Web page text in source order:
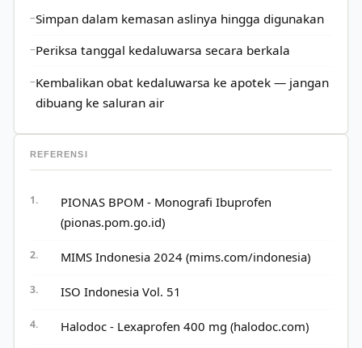
Simpan dalam kemasan aslinya hingga digunakan
Periksa tanggal kedaluwarsa secara berkala
Kembalikan obat kedaluwarsa ke apotek — jangan
dibuang ke saluran air
REFERENSI
PIONAS BPOM - Monografi Ibuprofen
(pionas.pom.go.id)
MIMS Indonesia 2024 (mims.com/indonesia)
ISO Indonesia Vol. 51
Halodoc - Lexaprofen 400 mg (halodoc.com)